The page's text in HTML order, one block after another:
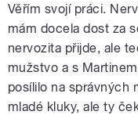
Věřím svojí práci.
mám docela dost za
nervozita přijde, ale
mužstvo a s
posílilo na správných
mladé kluky, ale ty